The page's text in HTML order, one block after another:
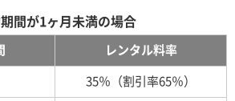
間が1ヶ月未満の場合
レンタル料率
35％（割引率65％）